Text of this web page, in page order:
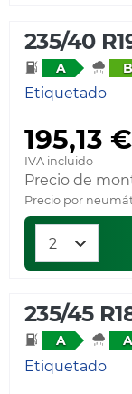
235/40
A B
Etiquetado
195,13 €
IVA incluido
Precio de
Precio por
235/45
A A
Etiquetado